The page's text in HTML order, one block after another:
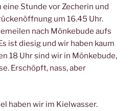
Stunde vor Zecherin und
um 16.45 Uhr.
nach Mönkebude aufs
ist diesig und wir haben kaum
18 Uhr sind wir in Mönkebude,
Erschöpft, nass, aber
haben wir im Kielwasser.